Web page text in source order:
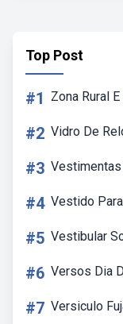
Top Post
#1 Zona Rural
#2 Vidro De
#3 Vestimentas
#4 Vestido
#5 Vestibular
#6 Versos Dia
#7 Versiculo